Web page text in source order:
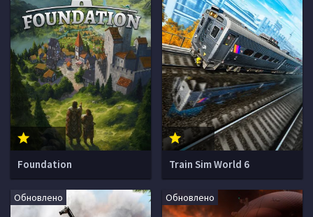
Foundation Train Sim World 6
Обновлено Обновлено